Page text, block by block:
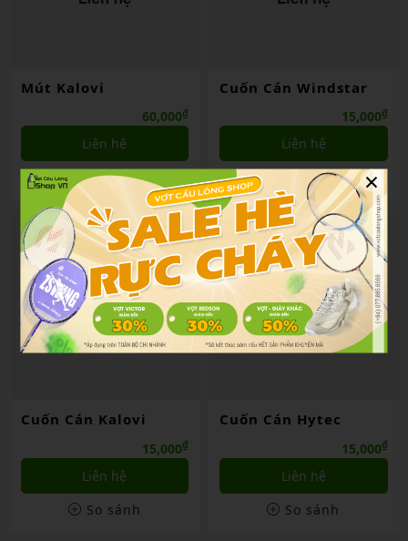
Mút Kalovi
60,000₫
Liên hệ
So sánh
Cuốn Cán Windstar
15,000₫
Liên hệ
So sánh
Cuốn Cán Kalovi
15,000₫
Liên hệ
So sánh
Cuốn Cán Hytec
15,000₫
Liên hệ
So sánh
×